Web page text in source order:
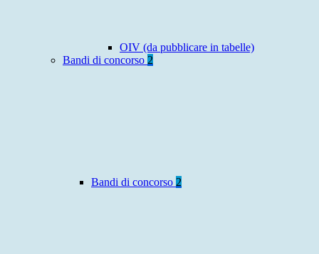
OIV (da pubblicare in tabelle)
Bandi di concorso 2
Bandi di concorso 2